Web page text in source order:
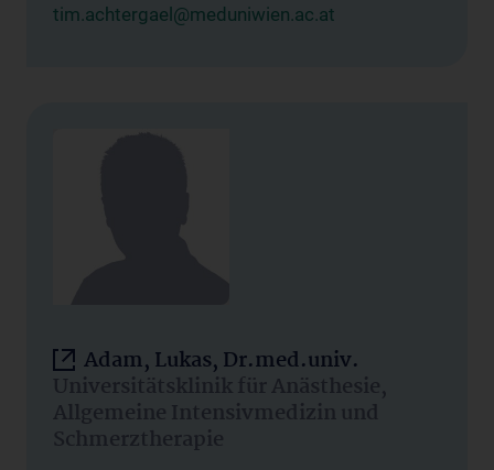
tim.achtergael@meduniwien.ac.at
Adam, Lukas, Dr.med.univ.
Universitätsklinik für Anästhesie,
Allgemeine Intensivmedizin und
Schmerztherapie